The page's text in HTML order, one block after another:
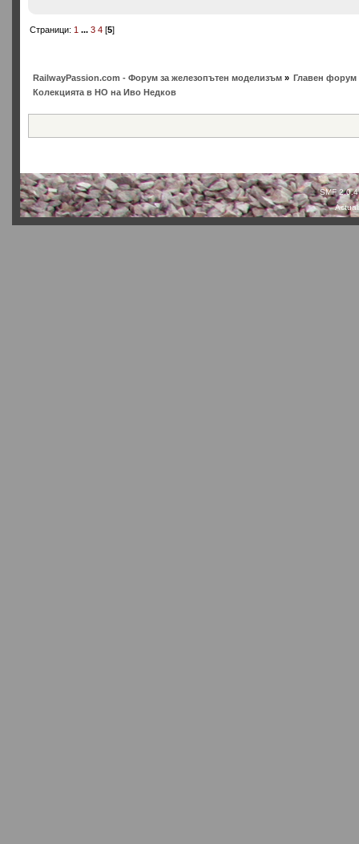
Страници: 1 ... 3 4[5]
RailwayPassion.com - Форум за железопътен моделизъм»
Главен форум
Колекцията в НО на Иво Недков
SMF 2.0.4